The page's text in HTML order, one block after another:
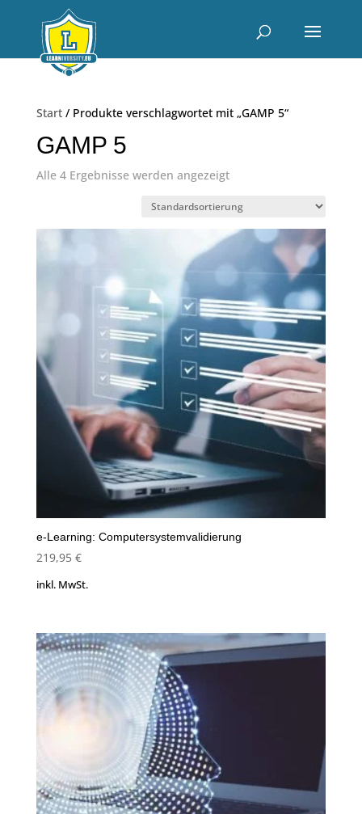
Start/ Produkte verschlagwortet mit „GAMP 5“
GAMP 5
Alle 4 Ergebnisse werden angezeigt
e-Learning: Computersystemvalidierung
219,95 €
inkl. MwSt.